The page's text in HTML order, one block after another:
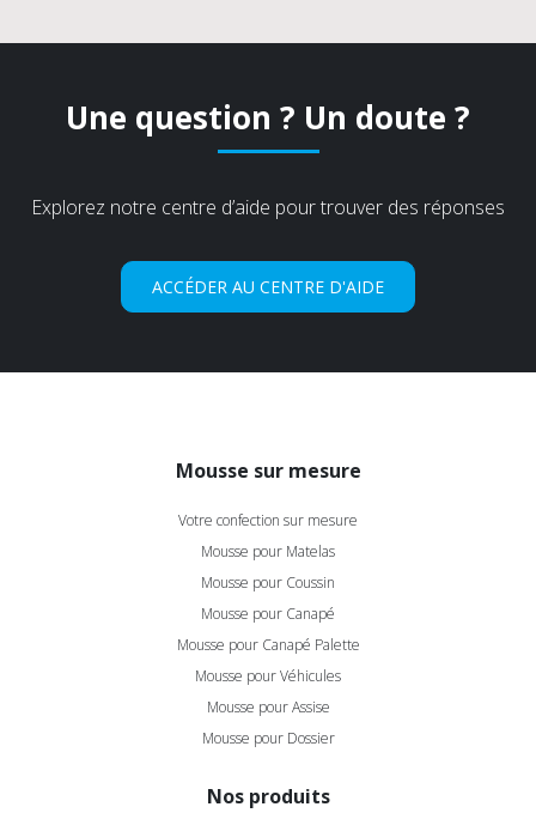
Une question ? Un doute ?
Explorez notre centre d’aide pour trouver des réponses
ACCÉDER AU CENTRE D'AIDE
Mousse sur mesure
Votre confection sur mesure
Mousse pour Matelas
Mousse pour Coussin
Mousse pour Canapé
Mousse pour Canapé Palette
Mousse pour Véhicules
Mousse pour Assise
Mousse pour Dossier
Nos produits